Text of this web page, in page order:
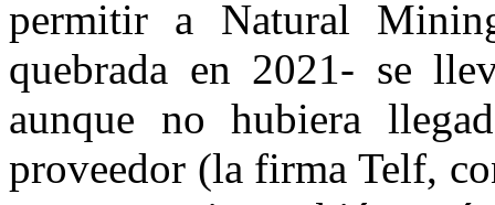
permitir a Natural
quebrada en 2021- se
aunque no hubiera
proveedor (la firma Telf,